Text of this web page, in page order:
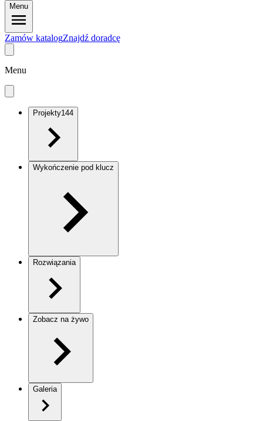
Menu
Zamów katalogZnajdź doradcę
Menu
Projekty144
Wykończenie pod klucz
Rozwiązania
Zobacz na żywo
Galeria